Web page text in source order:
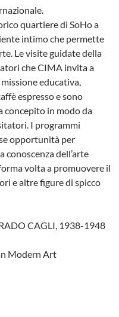
quartiere di SoHo a
intimo che permette
Le visite guidate della
che CIMA invita a
educativa,
espresso e sono
concepito in modo da
I programmi
opportunità per
dell’arte
volta a promuovere il
e altre figure di spicco
CAGLI, 1938-1948
Modern Art